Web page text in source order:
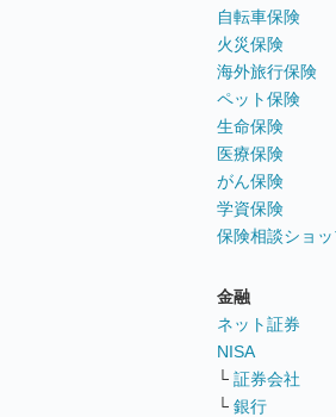
自転車保険
火災保険
海外旅行保険
ペット保険
生命保険
医療保険
がん保険
学資保険
保険相談ショ
金融
ネット証券
NISA
└ 証券会社
└ 銀行